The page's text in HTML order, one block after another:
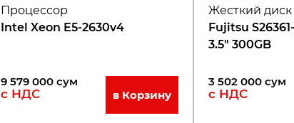
Процессор
Intel Xeon E5-2630v4
9 579 000 сум
с НДС в Корзину
Жесткий диск
Fujitsu
3.5" 300GB
3 502 000 сум
с НДС